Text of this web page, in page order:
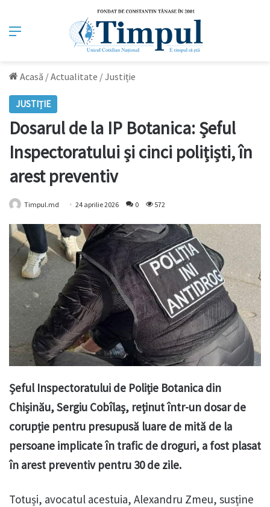
Meniu
Acasă /Actualitate /Justiție
JUSTIȚIE
Dosarul de la IP Botanica: Șeful
Inspectoratului și cinci polițiști, în
arest preventiv
Timpul.md 24 aprilie 2026 0 572
Șeful Inspectoratului de Poliție Botanica din
Chișinău, Sergiu Cobîlaș, reținut într-un dosar de
corupție pentru presupusă luare de mită de la
persoane implicate în trafic de droguri, a fost plasat
în arest preventiv pentru 30 de zile.
Totuși, avocatul acestuia, Alexandru Zmeu, susține